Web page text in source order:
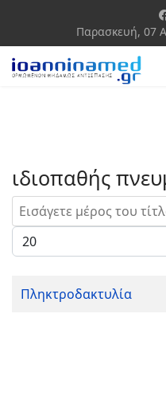
Παρασκευή, 07
ιδιοπαθής
Εισάγετε μέρος του
Εμφάνιση #
Πληκτροδακτυλία